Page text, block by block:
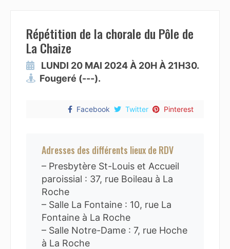
Répétition de la chorale du Pôle de
La Chaize
LUNDI 20 MAI 2024 À 20H À 21H30.
Fougeré (---).
Facebook Twitter Pinterest
Adresses des différents lieux de RDV
– Presbytère St-Louis et Accueil
paroissial : 37, rue Boileau à La
Roche
– Salle La Fontaine : 10, rue La
Fontaine à La Roche
– Salle Notre-Dame : 7, rue Hoche
à La Roche